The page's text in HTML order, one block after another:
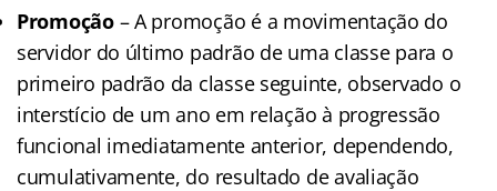
Promoção– A promoção é a movimentação do
servidor do último padrão de uma classe para o
primeiro padrão da classe seguinte, observado o
interstício de um ano em relação à progressão
funcional imediatamente anterior, dependendo,
cumulativamente, do resultado de avaliação